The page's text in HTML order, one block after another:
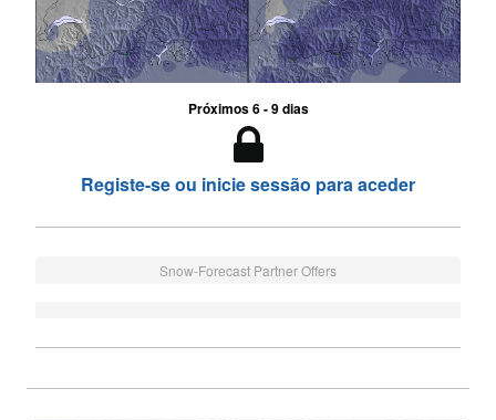
Próximos 6 - 9 dias
Registe-se ou inicie sessão para aceder
Snow-Forecast Partner Offers